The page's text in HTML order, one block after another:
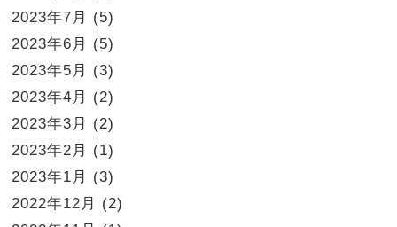
2023年7月
(5)
2023年6月
(5)
2023年5月
(3)
2023年4月
(2)
2023年3月
(2)
2023年2月
(1)
2023年1月
(3)
2022年12月
(2)